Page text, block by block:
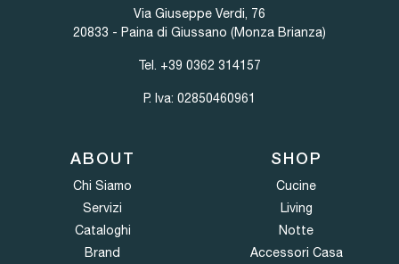
Via Giuseppe Verdi, 76
20833 - Paina di Giussano (Monza Brianza)
Tel. +39 0362 314157
P. Iva: 02850460961
ABOUT
Chi Siamo
Servizi
Cataloghi
Brand
SHOP
Cucine
Living
Notte
Accessori Casa